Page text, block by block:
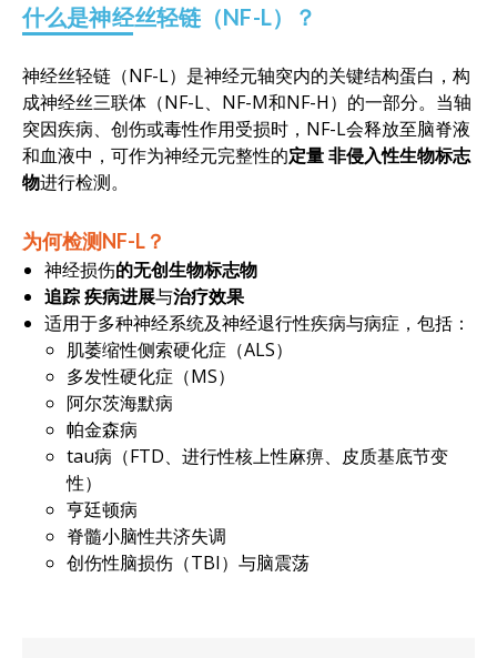
什么是神经丝轻链（NF-L）？
神经丝轻链（NF-L）是神经元轴突内的关键结构蛋白，构
成神经丝三联体（NF-L、NF-M和NF-H）的一部分。当轴
突因疾病、创伤或毒性作用受损时，NF-L会释放至脑脊液
和血液中，可作为神经元完整性的定量非侵入性生物标志
物进行检测。
为何检测NF-L？
神经损伤的无创生物标志物
追踪疾病进展与治疗效果
适用于多种神经系统及神经退行性疾病与病症，包括：
肌萎缩性侧索硬化症（ALS）
多发性硬化症（MS）
阿尔茨海默病
帕金森病
tau病（FTD、进行性核上性麻痹、皮质基底节变
性）
亨廷顿病
脊髓小脑性共济失调
创伤性脑损伤（TBI）与脑震荡